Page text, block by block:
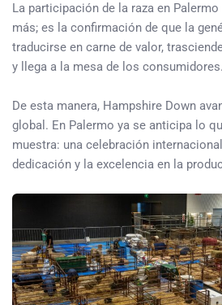
La participación de la raza en
más; es la confirmación de que la
traducirse en carne de valor,
y llega a la mesa de los consumidores.
De esta manera, Hampshire Down
global. En Palermo ya se anticipa lo
muestra: una celebración
dedicación y la excelencia en la